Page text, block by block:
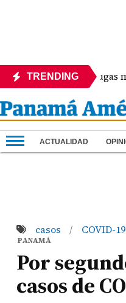
TRENDING
de las tortugas marinas
ACTUALIDAD
casos / COVID-19
PANAMÁ
Por
casos de